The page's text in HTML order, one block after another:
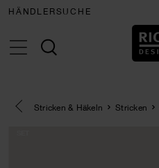
HÄNDLERSUCHE
Eine Kategorie zurück
Stricken & Häkeln Stricken